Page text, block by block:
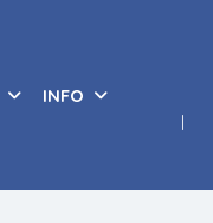
INFO